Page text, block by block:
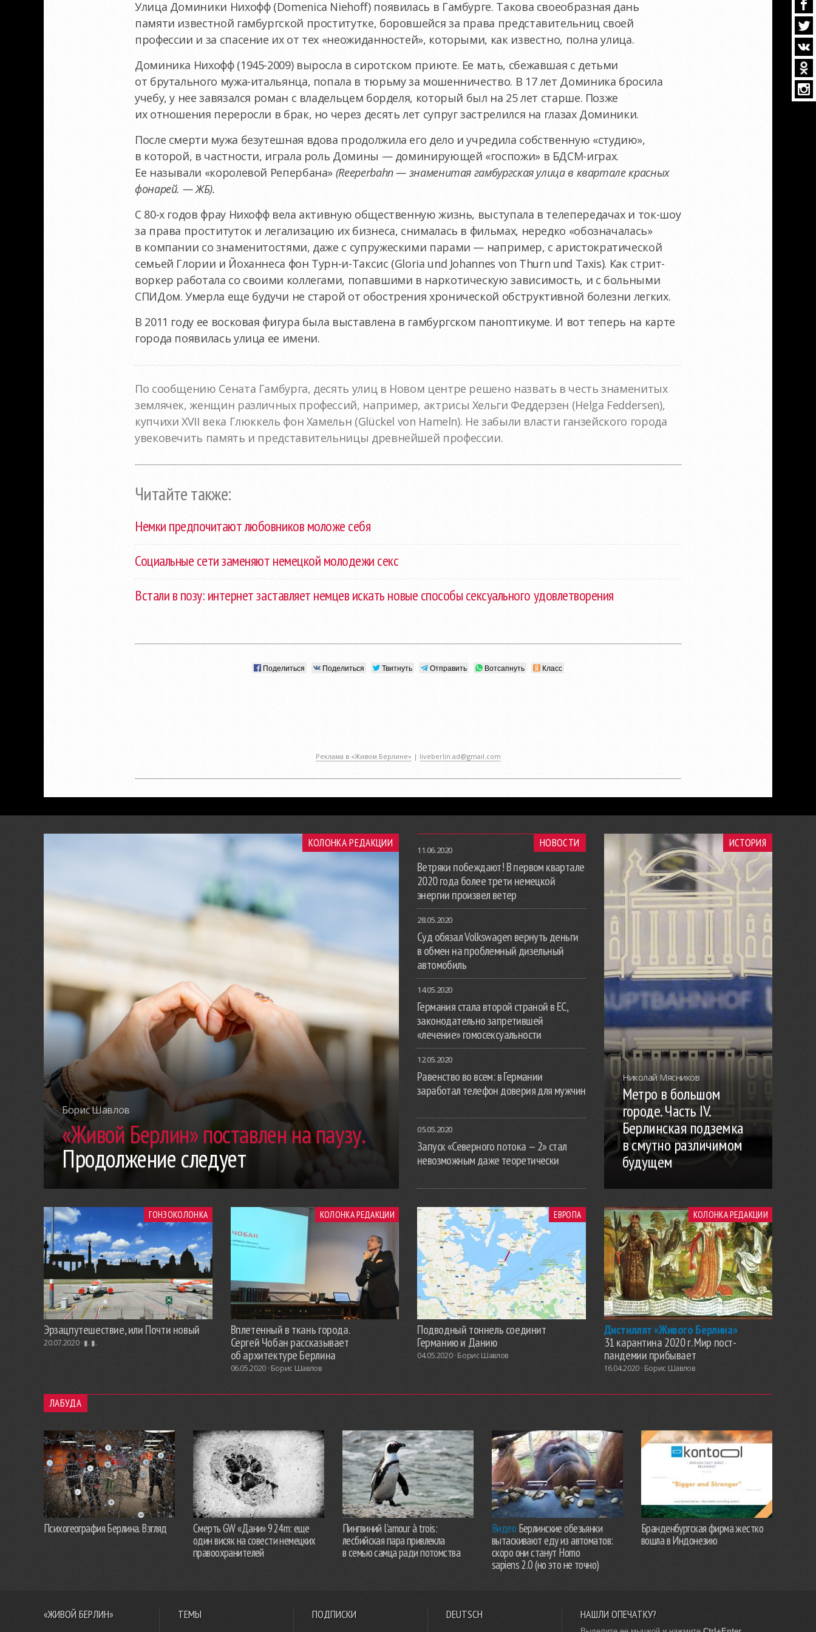
Улица Доминики Нихофф (Domenica Niehoff) появилась в Гамбурге. Такова своеобразная дань
памяти известной гамбургской проститутке, боровшейся за права представительниц своей
профессии и за спасение их от тех «неожиданностей», которыми, как известно, полна улица.
Доминика Нихофф (1945-2009) выросла в сиротском приюте. Ее мать, сбежавшая с детьми
от брутального мужа-итальянца, попала в тюрьму за мошенничество. В 17 лет Доминика бросила
учебу, у нее завязался роман с владельцем борделя, который был на 25 лет старше. Позже
их отношения переросли в брак, но через десять лет супруг застрелился на глазах Доминики.
После смерти мужа безутешная вдова продолжила его дело и учредила собственную «студию»,
в которой, в частности, играла роль Домины — доминирующей «госпожи» в БДСМ-играх.
Ее называли «королевой Репербана» (Reeperbahn — знаменитая гамбургская улица в квартале красных
фонарей. — ЖБ).
С 80-х годов фрау Нихофф вела активную общественную жизнь, выступала в телепередачах и ток-шоу
за права проституток и легализацию их бизнеса, снималась в фильмах, нередко «обозначалась»
в компании со знаменитостями, даже с супружескими парами — например, с аристократической
семьей Глории и Йоханнеса фон Турн-и-Таксис (Gloria und Johannes von Thurn und Taxis). Как стрит-
воркер работала со своими коллегами, попавшими в наркотическую зависимость, и с больными
СПИДом. Умерла еще будучи не старой от обострения хронической обструктивной болезни легких.
В 2011 году ее восковая фигура была выставлена в гамбургском паноптикуме. И вот теперь на карте
города появилась улица ее имени.
По сообщению Сената Гамбурга, десять улиц в Новом центре решено назвать в честь знаменитых
землячек, женщин различных профессий, например, актрисы Хельги Феддерзен (Helga Feddersen),
купчихи XVII века Глюккель фон Хамельн (Glückel von Hameln). Не забыли власти ганзейского города
увековечить память и представительницы древнейшей профессии.
Читайте также:
Немки предпочитают любовников моложе себя
Социальные сети заменяют немецкой молодежи секс
Встали в позу: интернет заставляет немцев искать новые способы сексуального удовлетворения
Поделиться Поделиться Твитнуть Отправить Вотсапнуть Класс
Реклама в «Живом Берлине» | liveberlin.ad@gmail.com
КОЛОНКА РЕДАКЦИИ
Борис Шавлов
«Живой Берлин» поставлен на паузу.
Продолжение следует
НОВОСТИ
11.06.2020
Ветряки побеждают! В первом квартале
2020 года более трети немецкой
энергии произвел ветер
28.05.2020
Суд обязал Volkswagen вернуть деньги
в обмен на проблемный дизельный
автомобиль
14.05.2020
Германия стала второй страной в ЕС,
законодательно запретившей
«лечение» гомосексуальности
12.05.2020
Равенство во всем: в Германии
заработал телефон доверия для мужчин
05.05.2020
Запуск «Северного потока — 2» стал
невозможным даже теоретически
ИСТОРИЯ
Николай Мясников
Метро в большом
городе. Часть IV.
Берлинская подземка
в смутно различимом
будущем
ГОНЗОКОЛОНКА
Эрзацпутешествие, или Почти новый
20.07.2020 · ▮. ▮.
КОЛОНКА РЕДАКЦИИ
Вплетенный в ткань города.
Сергей Чобан рассказывает
об архитектуре Берлина
06.05.2020 · Борис Шавлов
ЕВРОПА
Подводный тоннель соединит
Германию и Данию
04.05.2020 · Борис Шавлов
КОЛОНКА РЕДАКЦИИ
Дистиллят «Живого Берлина»
31 карантина 2020 г. Мир пост-
пандемии прибывает
16.04.2020 · Борис Шавлов
ЛАБУДА
Психогеография Берлина. Взгляд
Смерть GW «Дани» 924m: еще
один висяк на совести немецких
правоохранителей
Пингвиний l’amour à trois:
лесбийская пара привлекла
в семью самца ради потомства
Видео Берлинские обезьянки
вытаскивают еду из автоматов:
скоро они станут Homo
sapiens 2.0 (но это не точно)
Бранденбургская фирма жестко
вошла в Индонезию
«ЖИВОЙ БЕРЛИН» ТЕМЫ ПОДПИСКИ DEUTSCH НАШЛИ ОПЕЧАТКУ?